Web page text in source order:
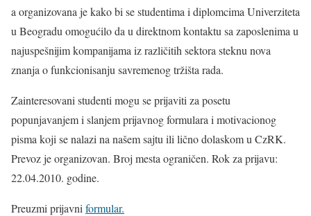
a organizovana je kako bi se studentima i diplomcima Univerziteta
u Beogradu omogućilo da u direktnom kontaktu sa zaposlenima u
najuspešnijim kompanijama iz različitih sektora steknu nova
znanja o funkcionisanju savremenog tržišta rada.
Zainteresovani studenti mogu se prijaviti za posetu
popunjavanjem i slanjem prijavnog formulara i motivacionog
pisma koji se nalazi na našem sajtu ili lično dolaskom u CzRK.
Prevoz je organizovan. Broj mesta ograničen. Rok za prijavu:
22.04.2010. godine.
Preuzmi prijavni formular.